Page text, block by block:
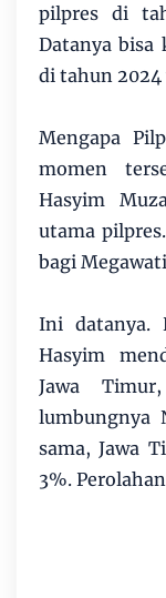
pilpres di
Datanya
di tahun 2024
Mengapa
momen
Hasyim
utama
bagi
Ini datanya.
Hasyim
Jawa
lumbungnya
sama, Jawa
3%.